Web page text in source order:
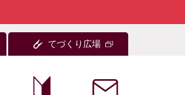
てづくり広場